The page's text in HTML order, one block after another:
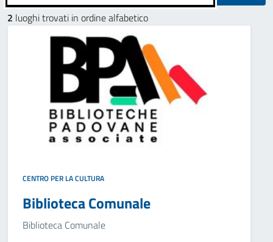
2 luoghi trovati in ordine alfabetico
CENTRO PER LA CULTURA
Biblioteca Comunale
Biblioteca Comunale